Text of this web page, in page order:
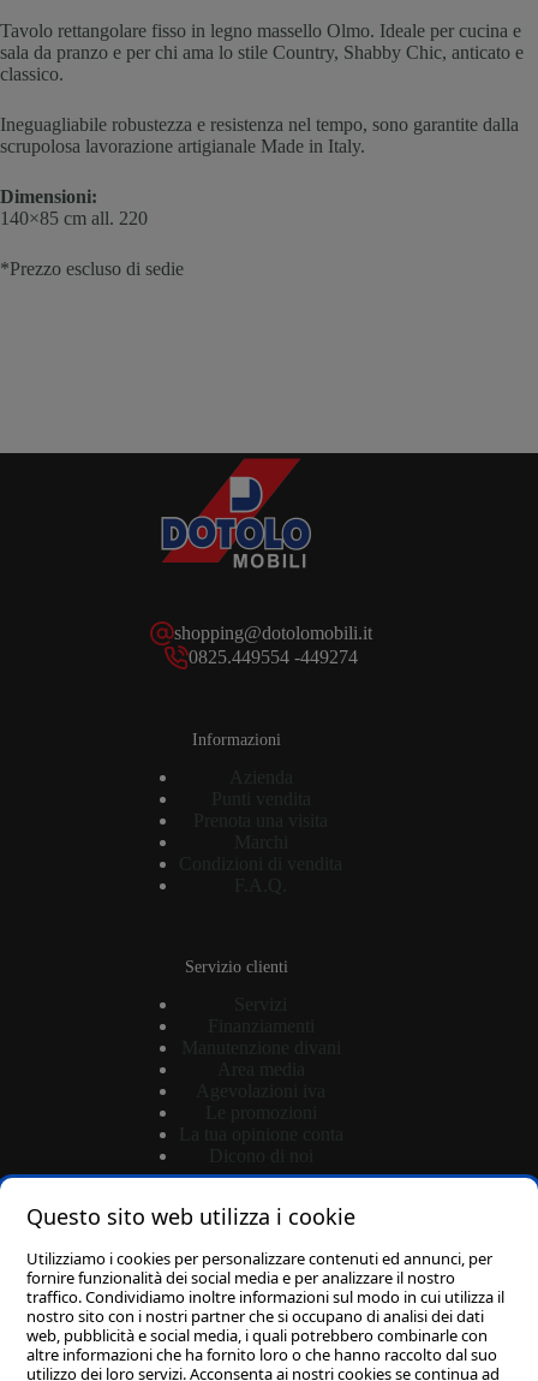
Questo sito web utilizza i cookie
Utilizziamo i cookies per personalizzare contenuti ed annunci, per
fornire funzionalità dei social media e per analizzare il nostro
traffico. Condividiamo inoltre informazioni sul modo in cui utilizza il
nostro sito con i nostri partner che si occupano di analisi dei dati
web, pubblicità e social media, i quali potrebbero combinarle con
altre informazioni che ha fornito loro o che hanno raccolto dal suo
utilizzo dei loro servizi. Acconsenta ai nostri cookies se continua ad
Tavolo rettangolare fisso in legno massello Olmo. Ideale per cucina e
sala da pranzo e per chi ama lo stile Country, Shabby Chic, anticato e
classico.
Ineguagliabile robustezza e resistenza nel tempo, sono garantite dalla
scrupolosa lavorazione artigianale Made in Italy.
Dimensioni:
140×85 cm all. 220
*Prezzo escluso di sedie
shopping@dotolomobili.it
0825.449554 -449274
Informazioni
Servizio clienti
Login
Password dimenticata?
Carrello